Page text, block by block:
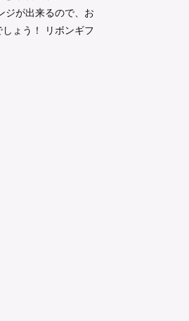
ジが出来るので、お
ょう！ リボンギフ